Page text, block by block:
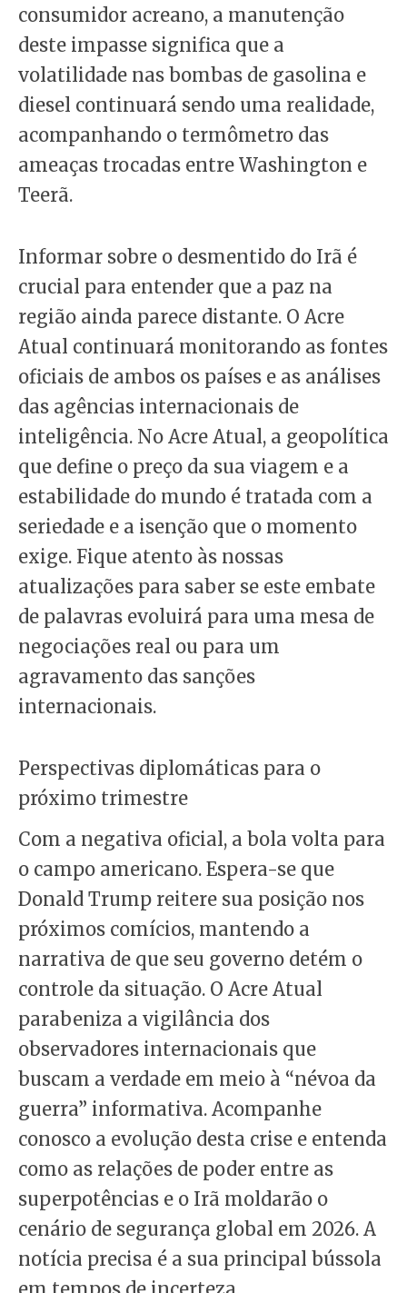
consumidor acreano, a manutenção
deste impasse significa que a
volatilidade nas bombas de gasolina e
diesel continuará sendo uma realidade,
acompanhando o termômetro das
ameaças trocadas entre Washington e
Teerã.
Informar sobre o desmentido do Irã é
crucial para entender que a paz na
região ainda parece distante. O Acre
Atual continuará monitorando as fontes
oficiais de ambos os países e as análises
das agências internacionais de
inteligência. No Acre Atual, a geopolítica
que define o preço da sua viagem e a
estabilidade do mundo é tratada com a
seriedade e a isenção que o momento
exige. Fique atento às nossas
atualizações para saber se este embate
de palavras evoluirá para uma mesa de
negociações real ou para um
agravamento das sanções
internacionais.
Perspectivas diplomáticas para o
próximo trimestre
Com a negativa oficial, a bola volta para
o campo americano. Espera-se que
Donald Trump reitere sua posição nos
próximos comícios, mantendo a
narrativa de que seu governo detém o
controle da situação. O Acre Atual
parabeniza a vigilância dos
observadores internacionais que
buscam a verdade em meio à “névoa da
guerra” informativa. Acompanhe
conosco a evolução desta crise e entenda
como as relações de poder entre as
superpotências e o Irã moldarão o
cenário de segurança global em 2026. A
notícia precisa é a sua principal bússola